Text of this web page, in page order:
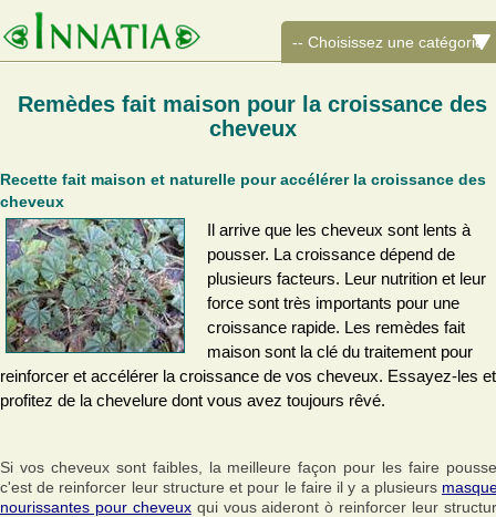
Remèdes fait maison pour la croissance des
cheveux
Recette fait maison et naturelle pour accélérer la croissance des
cheveux
Il arrive que les cheveux sont lents à
pousser. La croissance dépend de
plusieurs facteurs. Leur nutrition et leur
force sont très importants pour une
croissance rapide. Les remèdes fait
maison sont la clé du traitement pour
reinforcer et accélérer la croissance de vos cheveux. Essayez-les et
profitez de la chevelure dont vous avez toujours rêvé.
Si vos cheveux sont faibles, la meilleure façon pour les faire
c'est de reinforcer leur structure et pour le faire il y a plusieurs
nourissantes pour cheveuxqui vous aideront ò reinforcer leur